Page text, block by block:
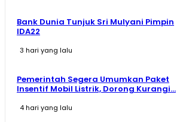
Bank Dunia Tunjuk Sri Mulyani Pimpin
IDA22
3 hari yang lalu
Pemerintah Segera Umumkan Paket
Insentif Mobil Listrik, Dorong Kurangi...
4 hari yang lalu